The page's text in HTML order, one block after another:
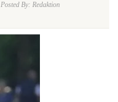
Posted By: Redaktion